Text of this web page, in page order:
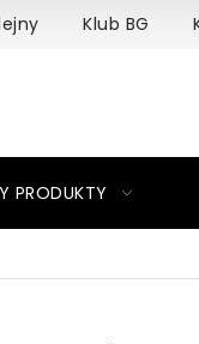
Klub BG
PRODUKTY